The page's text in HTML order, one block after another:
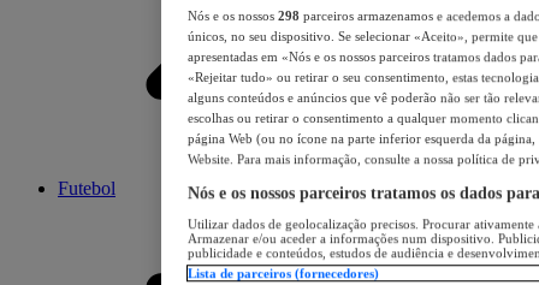
Futebol
Nós e os nossos 298 parceiros armazenamos e acedemos a
únicos, no seu dispositivo. Se selecionar «Aceito», permite
apresentadas em «Nós e os nossos parceiros tratamos dados
«Rejeitar tudo» ou retirar o seu consentimento, estas
alguns conteúdos e anúncios que vê poderão não ser tão
escolhas ou retirar o consentimento a qualquer momento
página Web (ou no ícone na parte inferior esquerda da página,
Website. Para mais informação, consulte a nossa política de
Nós e os nossos parceiros tratamos os dados
Utilizar dados de geolocalização precisos. Procurar
Armazenar e/ou aceder a informações num dispositivo.
publicidade e conteúdos, estudos de audiência e
Lista de parceiros (fornecedores)